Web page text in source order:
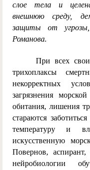
слое тела и
внешнюю среду,
защиты от
Романова.
При всех
трихоплаксы
некорректных
загрязнения
обитания, лишения
стараются
температуру и
искусственную
Повернов, аспирант,
нейробиологии